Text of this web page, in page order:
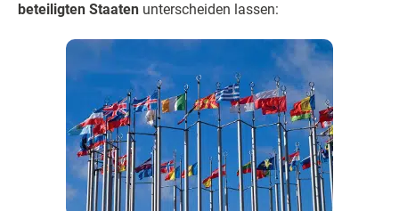
beteiligten Staaten unterscheiden lassen: